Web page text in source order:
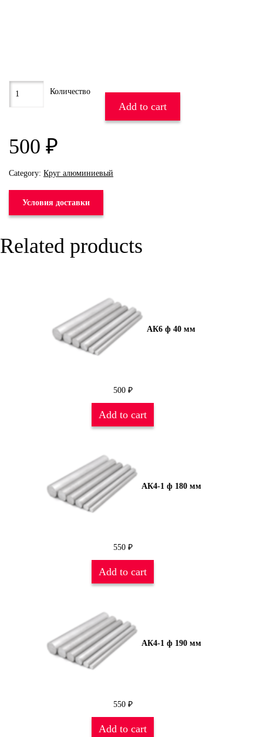
500 ₽
Add to cart
Category: Круг алюминиевый
Условия доставки
Related products
АК6 ф 40 мм
500 ₽
Add to cart
АК4-1 ф 180 мм
550 ₽
Add to cart
АК4-1 ф 190 мм
550 ₽
Add to cart